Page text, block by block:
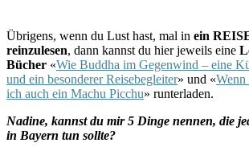
Übrigens, wenn du Lust hast, mal in ein
reinzulesen, dann kannst du hier jeweils eine
Bücher «Wie Buddha im Gegenwind – eine
und ein besonderer Reisebegleiter» und «Wenn
ich auch ein Machu Picchu» runterladen.
Nadine, kannst du mir 5 Dinge nennen, die
in Bayern tun sollte?